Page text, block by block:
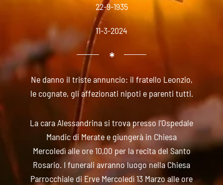
22-9-1935
11-3-2024
Ne danno il triste annuncio: il fratello Leonzio,
le cognate, gli affezionati nipoti e parenti tutti.
La cara Alessandrina si trova presso l’Ospedale
Mandic di Merate e giungerà in Chiesa
Mercoledì alle ore 10,00 per la recita del Santo
Rosario. I funerali avranno luogo nella Chiesa
Parrocchiale di Erve Mercoledì 13 Marzo alle ore